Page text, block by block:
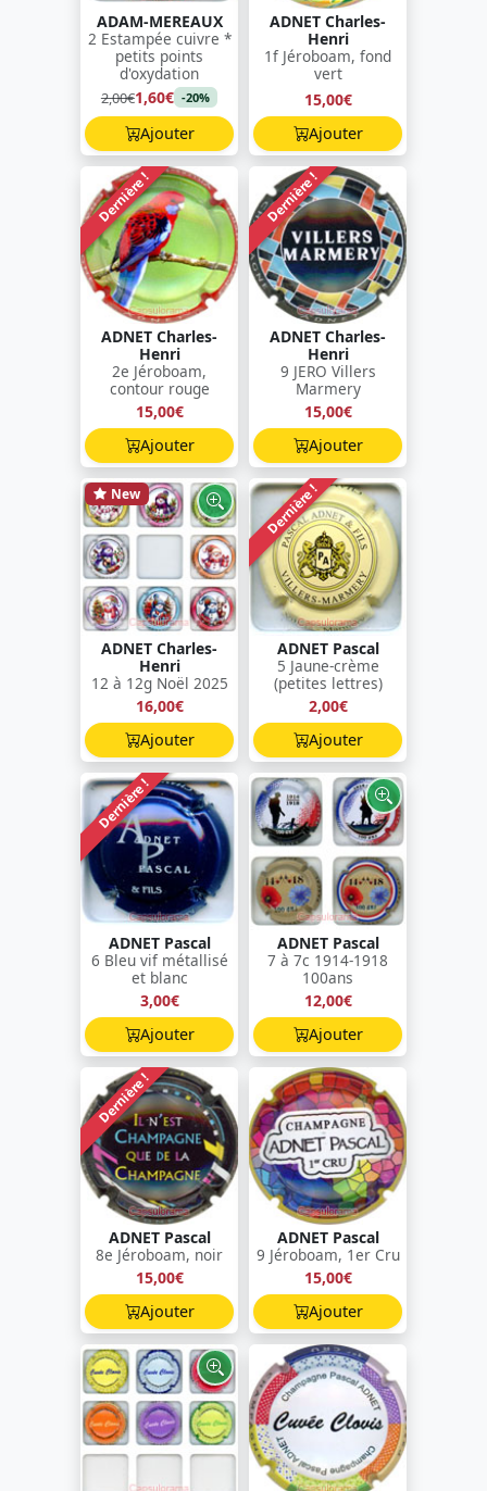
ADAM-MEREAUX
2 Estampée cuivre *
petits points
d'oxydation
2,00€1,60€ -20%
Ajouter
ADNET Charles-
Henri
1f Jéroboam, fond
vert
15,00€
Ajouter
Dernière !
ADNET Charles-
Henri
2e Jéroboam,
contour rouge
15,00€
Ajouter
Dernière !
ADNET Charles-
Henri
9 JERO Villers
Marmery
15,00€
Ajouter
New
ADNET Charles-
Henri
12 à 12g Noël 2025
16,00€
Ajouter
Dernière !
ADNET Pascal
5 Jaune-crème
(petites lettres)
2,00€
Ajouter
Dernière !
ADNET Pascal
6 Bleu vif métallisé
et blanc
3,00€
Ajouter
ADNET Pascal
7 à 7c 1914-1918
100ans
12,00€
Ajouter
Dernière !
ADNET Pascal
8e Jéroboam, noir
15,00€
Ajouter
ADNET Pascal
9 Jéroboam, 1er Cru
15,00€
Ajouter